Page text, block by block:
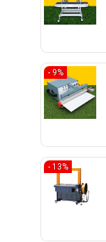
- 9%
- 13%